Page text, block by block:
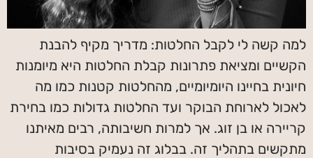
למה קשה לי לקבל החלטות: מדריך מקיף להבנת
הקשיים ומציאת פתרונות קבלת החלטות היא מיומנות
חיונית בחיינו היומיומיים, מהחלטות קטנות כמו מה
לאכול לארוחת הבוקר ועד החלטות גדולות כמו בחירת
קריירה או בן זוג. אך למרות חשיבותה, רבים מאיתנו
מתקשים בתהליך זה. בבלוג זה נעמיק בסיבות